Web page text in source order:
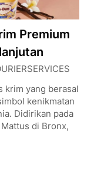
Premium
krim yang berasal
kenikmatan
Didirikan pada
di Bronx,